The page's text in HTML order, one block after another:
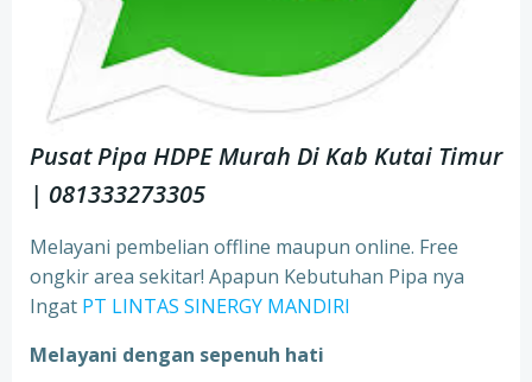
Pusat Pipa HDPE Murah Di Kab Kutai Timur
| 081333273305
Melayani pembelian offline maupun online. Free
ongkir area sekitar! Apapun Kebutuhan Pipa nya
Ingat PT LINTAS SINERGY MANDIRI
Melayani dengan sepenuh hati